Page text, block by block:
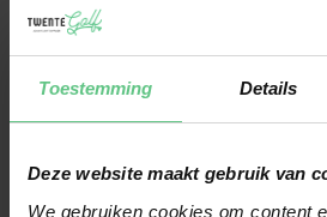
Toestemming Details
Deze website maakt gebruik van
We gebruiken cookies om content
Bij Twente Golf vind je niet alleen putting
producten om andere onderdelen van je
trainingshulpmiddelen
golfballenen
verschillende modellen en